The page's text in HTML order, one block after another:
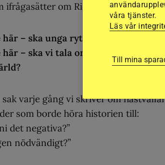
ifrågasätter om Ridsport med
– ska unga ryttare få lyfta
– ska vi tala om utmaningar,
varje gång vi skriver om
som borde höra historien till:
det negativa?”
nödvändigt?”
våra tjänster.
Läs vår
Till mina